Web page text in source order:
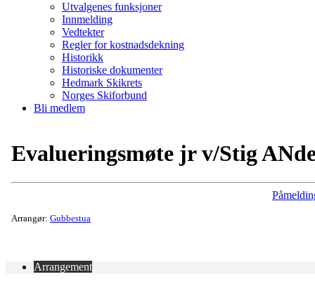
Utvalgenes funksjoner
Innmelding
Vedtekter
Regler for kostnadsdekning
Historikk
Historiske dokumenter
Hedmark Skikrets
Norges Skiforbund
Bli medlem
Evalueringsmøte jr v/Stig
Arrangør: Gubbestua
Arrangement